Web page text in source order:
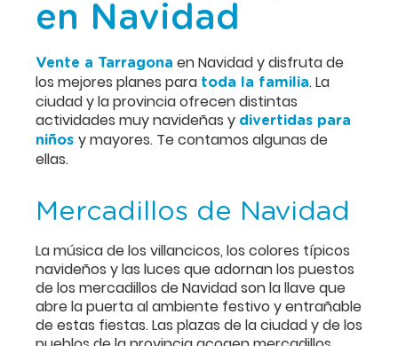
en Navidad
Vente a Tarragona en Navidad y disfruta de
los mejores planes para toda la familia. La
ciudad y la provincia ofrecen distintas
actividades muy navideñas y divertidas para
niños y mayores. Te contamos algunas de
ellas.
Mercadillos de Navidad
La música de los villancicos, los colores típicos
navideños y las luces que adornan los puestos
de los mercadillos de Navidad son la llave que
abre la puerta al ambiente festivo y entrañable
de estas fiestas. Las plazas de la ciudad y de los